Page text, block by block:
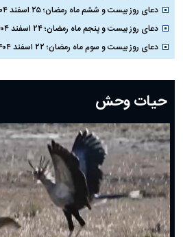
دعای روز بیست و ششم ماه رمضان؛ ۲۵ اسفند ۱۴۰۴
دعای روز بیست و پنجم ماه رمضان؛ ۲۴ اسفند ۱۴۰۴
دعای روز بیست و سوم ماه رمضان؛ ۲۲ اسفند ۱۴۰۴
دعای روز بیستم ماه رمضان؛ ۱۹ اسفند ۱۴۰۴
دعای روز هشتم ماه مبارک رمضان؛ ۷ اسفند ماه ۱۴۰۴
دعای روز هفتم ماه رمضان؛ ۶ اسفند ۱۴۰۴
دعای روز ششم ماه رمضان؛ ۵ اسفند ۱۴۰۴
دعای روز پنجم ماه رمضان؛ ۴ اسفند ۱۴۰۴
دعای روز چهارم ماه مبارک رمضان؛ ۳ اسفند ۱۴۰۴
دعای روز سوم ماه مبارک رمضان؛ ۱۴ اسفند ۱۴۰۴
دعای روز دوم ماه مبارک رمضان ۱ اسفند ماه ۱۴۰۴
دعای روز اول ماه مبارک رمضان، ۳۰ بهمن ۱۴۰۴
حیات وحش